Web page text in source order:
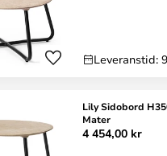
Leveranstid:
Lily Sidobord H350 Coffee Waste
Mater
4 454,00 kr